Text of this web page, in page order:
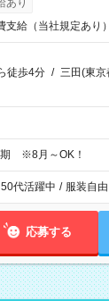
あり
支給（当社規定あり）
徒歩4分 / 三田(東
期 ※8月～OK！
代活躍中 / 服装自由
応募する